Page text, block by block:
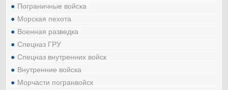
Пограничные войска
Морская пехота
Военная разведка
Спецназ ГРУ
Спецназ внутренних войск
Внутренние войска
Морчасти погранвойск